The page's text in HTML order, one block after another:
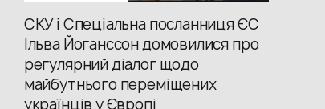
СКУ і Спеціальна посланниця ЄС
Ільва Йоганссон домовилися про
регулярний діалог щодо
майбутнього переміщених
українців у Європі